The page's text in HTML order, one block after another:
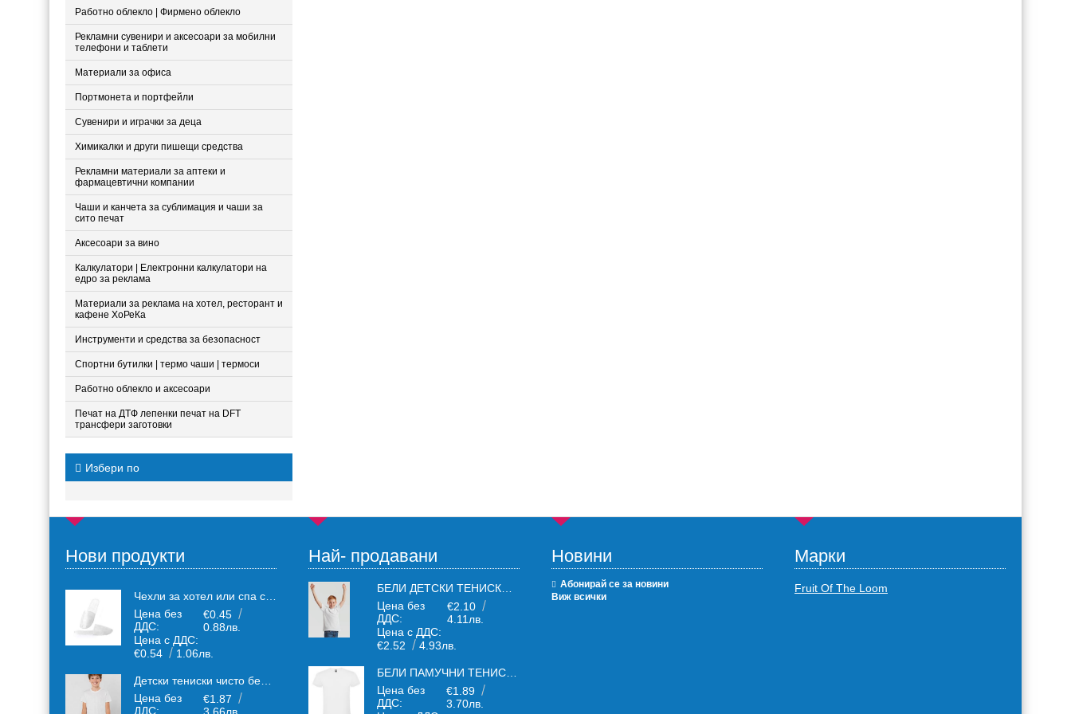
Работно облекло | Фирмено облекло
Рекламни сувенири и аксесоари за мобилни
телефони и таблети
Материали за офиса
Портмонета и портфейли
Сувенири и играчки за деца
Химикалки и други пишещи средства
Рекламни материали за аптеки и
фармацевтични компании
Чаши и канчета за сублимация и чаши за
сито печат
Аксесоари за вино
Калкулатори | Електронни калкулатори на
едро за реклама
Материали за реклама на хотел, ресторант и
кафене ХоРеКа
Инструменти и средства за безопасност
Спортни бутилки | термо чаши | термоси
Работно облекло и аксесоари
Печат на ДТФ лепенки печат на DFT
трансфери заготовки
Избери по
Нови продукти
Чехли за хотел или спа салони за еднократна употреба един размер: 36-43
Цена без
ДДС:
€0.45
0.88лв.
Цена с ДДС:
€0.54
1.06лв.
Детски тениски чисто бели от плътен 150 г /кв.м. памучен плат
Цена без
ДДС:
€1.87
Най- продавани
БЕЛИ ДЕТСКИ ТЕНИСКИ БЕЛИ FRUIT OF THE LOOM
Цена без
ДДС:
€2.10
4.11лв.
Цена с ДДС:
€2.52
4.93лв.
БЕЛИ ПАМУЧНИ ТЕНИСКИ ОТ ПАМУЧЕН ТЕКСТИЛ 150 Г
Цена без
ДДС:
€1.89
3.70лв.
Новини
Абонирай се за новини
Виж всички
Марки
Fruit Of The Loom